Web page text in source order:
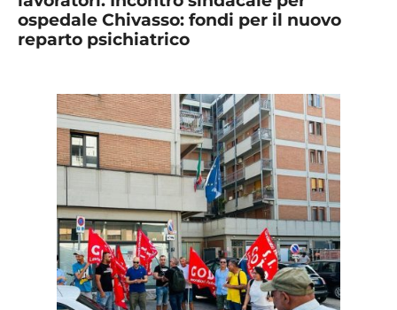
ospedale Chivasso: fondi per il nuovo
reparto psichiatrico